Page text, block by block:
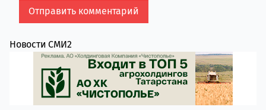
Новости СМИ2